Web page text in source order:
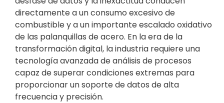
directamente a un consumo excesivo de
combustible y a un importante escalado oxidativo
de las palanquillas de acero. En la era de la
transformación digital, la industria requiere una
tecnología avanzada de análisis de procesos
capaz de superar condiciones extremas para
proporcionar un soporte de datos de alta
frecuencia y precisión.